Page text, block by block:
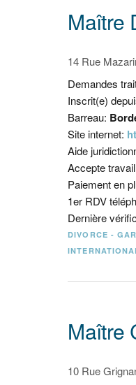
Maître
14 Rue
Demandes
Inscrit(e)
Barreau:
Site internet:
Aide
Accepte
Paiement en
1er RDV
Dernière
DIVORCE -
Maître
10 Rue